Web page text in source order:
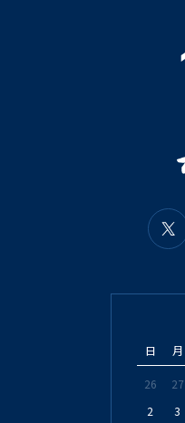
日 月
26 27
2
3